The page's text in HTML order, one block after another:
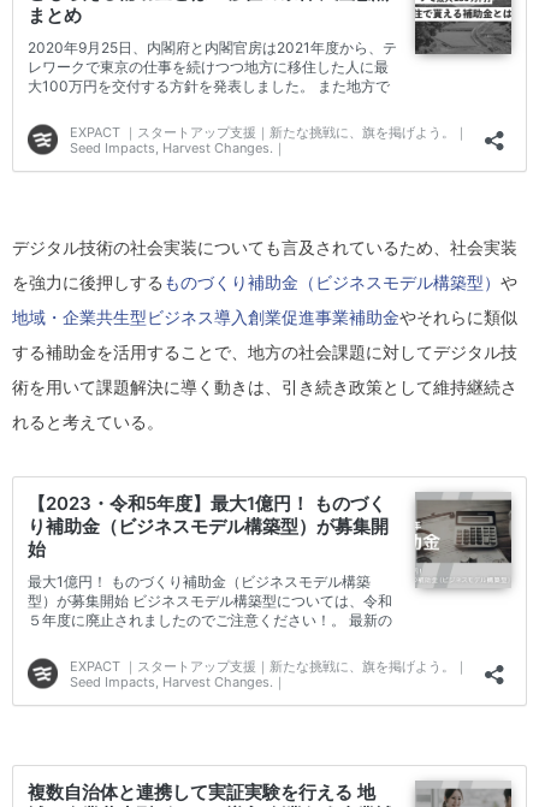
デジタル技術の社会実装についても言及されているため、社会実装
を強力に後押しする ものづくり補助金（ビジネスモデル構築型） や
地域・企業共生型ビジネス導入創業促進事業補助金やそれらに類似
する補助金を活用することで、地方の社会課題に対してデジタル技
術を用いて課題解決に導く動きは、引き続き政策として維持継続さ
れると考えている。